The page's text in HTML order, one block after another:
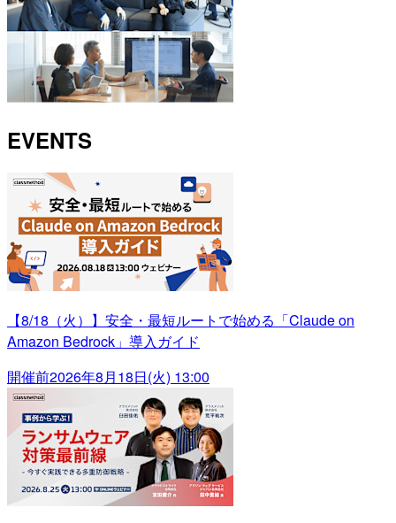
EVENTS
【8/18（火）】安全・最短ルートで始める「Claude on
Amazon Bedrock」導入ガイド
開催前2026年8月18日(火) 13:00